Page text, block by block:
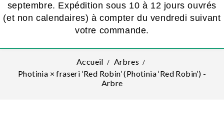
septembre. Expédition sous 10 à 12 jours ouvrés
(et non calendaires) à compter du vendredi suivant
votre commande.
Accueil
Arbres
Photinia × fraseri ‘Red Robin’ (Photinia ‘Red Robin’) -
Arbre